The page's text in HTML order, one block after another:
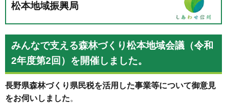
松本地域振興局
みんなで支える森林づくり松本地域会議（令和
2年度第2回）を開催しました。
長野県森林づくり県民税を活用した事業等について御意見
をお伺いしました。